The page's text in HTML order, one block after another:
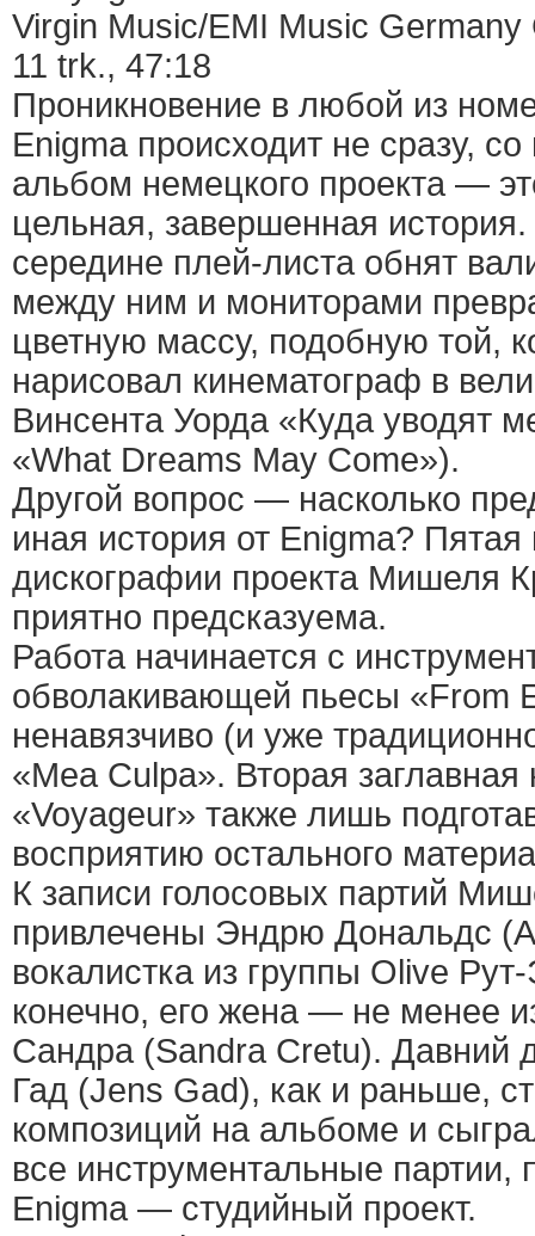
Virgin Music/EMI Music Germany
11 trk., 47:18
Проникновение в любой из
Enigma происходит не сразу,
альбом немецкого проекта —
цельная, завершенная
середине плей-листа обнят
между ним и мониторами
цветную массу, подобную той,
нарисовал кинематограф в
Винсента Уорда «Куда уводят
«What Dreams May Come»).
Другой вопрос — насколько
иная история от Enigma? Пятая
дискографии проекта Мишеля
приятно предсказуема.
Работа начинается с
обволакивающей пьесы «From
ненавязчиво (и уже
«Mea Culpa». Вторая заглавная
«Voyageur» также лишь
восприятию остального
К записи голосовых партий
привлечены Эндрю Дональдс
вокалистка из группы Olive
конечно, его жена — не менее
Сандра (Sandra Cretu). Давний
Гад (Jens Gad), как и раньше,
композиций на альбоме и
все инструментальные партии,
Enigma — студийный проект.